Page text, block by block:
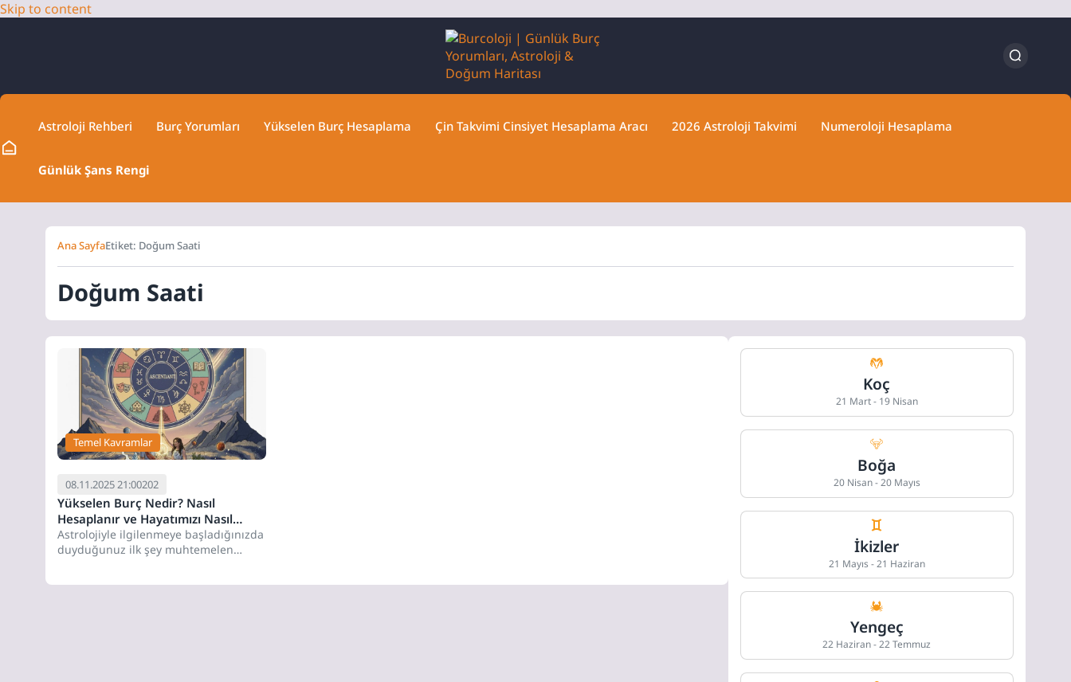
Skip to content
Astroloji Rehberi Burç Yorumları Yükselen Burç Hesaplama Çin Takvimi Cinsiyet Hesaplama Aracı 2026 Astroloji Takvimi Numeroloji Hesaplama
Günlük Şans Rengi
Ana SayfaEtiket: Doğum Saati
Doğum Saati
Temel Kavramlar
08.11.2025 21:00202
Yükselen Burç Nedir? Nasıl
Hesaplanır ve Hayatımızı Nasıl
Etkiler?
Astrolojiyle ilgilenmeye başladığınızda
duyduğunuz ilk şey muhtemelen
Koç
21 Mart - 19 Nisan
Boğa
20 Nisan - 20 Mayıs
İkizler
21 Mayıs - 21 Haziran
Yengeç
22 Haziran - 22 Temmuz